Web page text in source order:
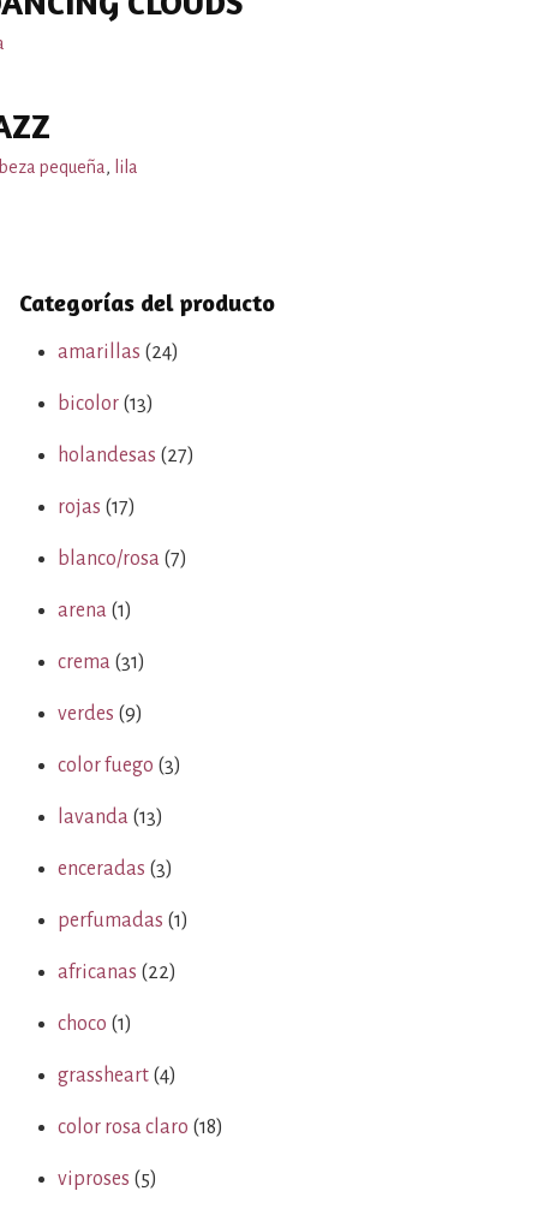
pequeña, lila
Categorías del producto
amarillas (24)
bicolor (13)
holandesas (27)
rojas (17)
blanco/rosa (7)
arena (1)
crema (31)
verdes (9)
color fuego (3)
lavanda (13)
enceradas (3)
perfumadas (1)
africanas (22)
choco (1)
grassheart (4)
color rosa claro (18)
viproses (5)